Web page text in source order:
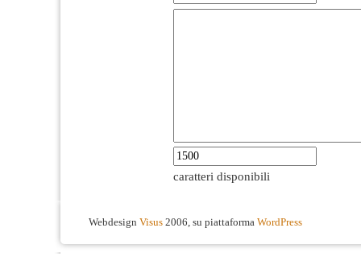
caratteri disponibili
Webdesign Visus 2006, su piattaforma WordPress